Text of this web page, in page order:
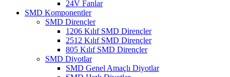
24V Fanlar
SMD Komponentler
SMD Dirençler
1206 Kılıf SMD Dirençler
2512 Kılıf SMD Dirençler
805 Kılıf SMD Dirençler
SMD Diyotlar
SMD Genel Amaçlı Diyotlar